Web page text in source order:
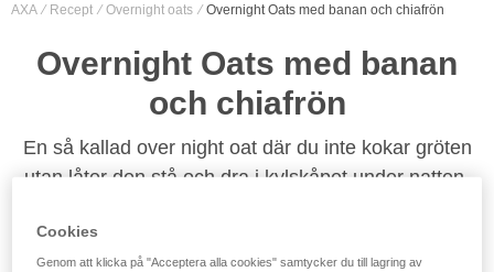
AXA Recept Overnight oats Overnight Oats med banan och chiafrön
Overnight Oats med banan
och chiafrön
En så kallad over night oat där du inte kokar gröten
utan låter den stå och dra i kylskåpet under natten.
Cookies
Genom att klicka på "Acceptera alla cookies" samtycker du till lagring av